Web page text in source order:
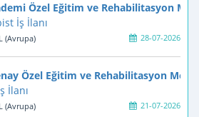
Özel Eğitim ve Rehabilitasyon
İş İlanı
28-07-2026
(Avrupa)
Özel Eğitim ve Rehabilitasyon
İlanı
21-07-2026
(Avrupa)